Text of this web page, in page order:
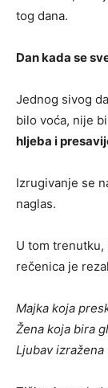
tog dana.
Dan kada se
Jednog sivog
bilo voća, nije
hljeba i
Izrugivanje se
naglas.
U tom
rečenica je
Majka koja
Žena koja bira
Ljubav